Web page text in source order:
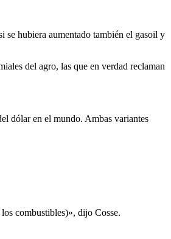
se hubiera aumentado también el gasoil y
del agro, las que en verdad reclaman
dólar en el mundo. Ambas variantes
combustibles)», dijo Cosse.